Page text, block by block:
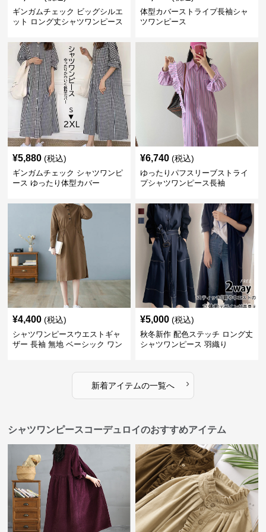
ギンガムチェック ビッグシルエ
ット ロング丈シャツワンピース
体型カバーストライプ長袖シャ
ツワンピース
¥5,880 (税込)
ギンガムチェック シャツワンピ
ース ゆったり体型カバー
¥6,740 (税込)
ゆったりパフスリーブストライ
プシャツワンピース長袖
¥4,400 (税込)
シャツワンピースウエストギャ
ザー 長袖 無地 ベーシック ワン
¥5,000 (税込)
秋冬新作 配色ステッチ ロング丈
シャツワンピース 羽織り
新着アイテムの一覧へ ›
シャツワンピースコーデュロイのおすすめアイテム